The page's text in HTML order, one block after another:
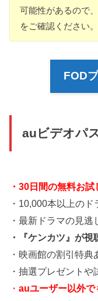
可能性があるので、
をご確認ください。
FOD
auビデオパ
・30日間の無料お試
・10,000本以上の
・最新ドラマの見逃
・『ケンカツ』が視
・映画館の割引特典
・抽選プレゼントや
・auユーザー以外で